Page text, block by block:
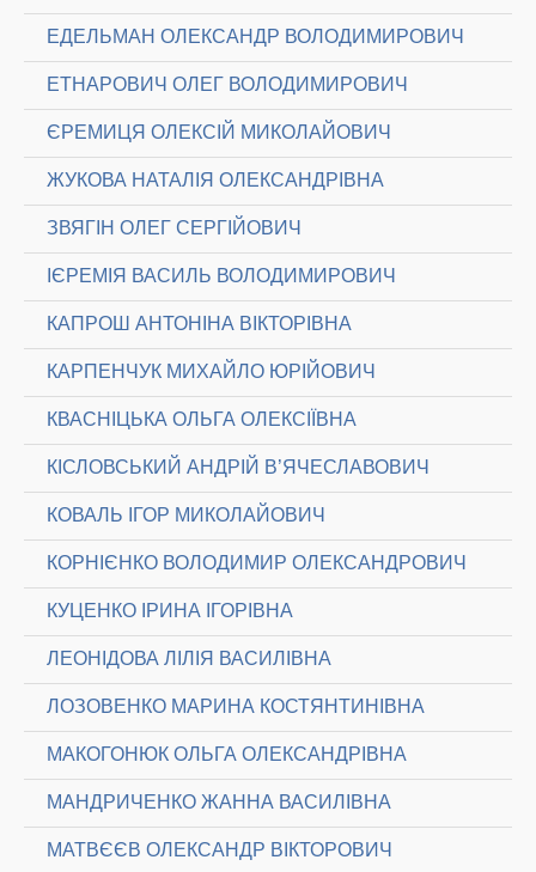
ЕДЕЛЬМАН ОЛЕКСАНДР ВОЛОДИМИРОВИЧ
ЕТНАРОВИЧ ОЛЕГ ВОЛОДИМИРОВИЧ
ЄРЕМИЦЯ ОЛЕКСІЙ МИКОЛАЙОВИЧ
ЖУКОВА НАТАЛІЯ ОЛЕКСАНДРІВНА
ЗВЯГІН ОЛЕГ СЕРГІЙОВИЧ
ІЄРЕМІЯ ВАСИЛЬ ВОЛОДИМИРОВИЧ
КАПРОШ АНТОНІНА ВІКТОРІВНА
КАРПЕНЧУК МИХАЙЛО ЮРІЙОВИЧ
КВАСНІЦЬКА ОЛЬГА ОЛЕКСІЇВНА
КІСЛОВСЬКИЙ АНДРІЙ В’ЯЧЕСЛАВОВИЧ
КОВАЛЬ ІГОР МИКОЛАЙОВИЧ
КОРНІЄНКО ВОЛОДИМИР ОЛЕКСАНДРОВИЧ
КУЦЕНКО ІРИНА ІГОРІВНА
ЛЕОНІДОВА ЛІЛІЯ ВАСИЛІВНА
ЛОЗОВЕНКО МАРИНА КОСТЯНТИНІВНА
МАКОГОНЮК ОЛЬГА ОЛЕКСАНДРІВНА
МАНДРИЧЕНКО ЖАННА ВАСИЛІВНА
МАТВЄЄВ ОЛЕКСАНДР ВІКТОРОВИЧ